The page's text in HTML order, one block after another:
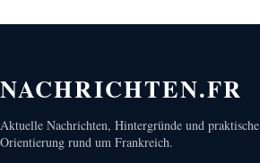
NACHRICHTEN.FR
Aktuelle Nachrichten, Hintergründe und praktische
Orientierung rund um Frankreich.